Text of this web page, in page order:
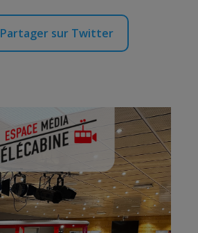
Partager sur Twitter